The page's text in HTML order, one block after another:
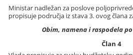
Ministar nadležan za poslove
propisuje područja iz stava 3. ovog člana
Obim, namena i raspodela
Član 4